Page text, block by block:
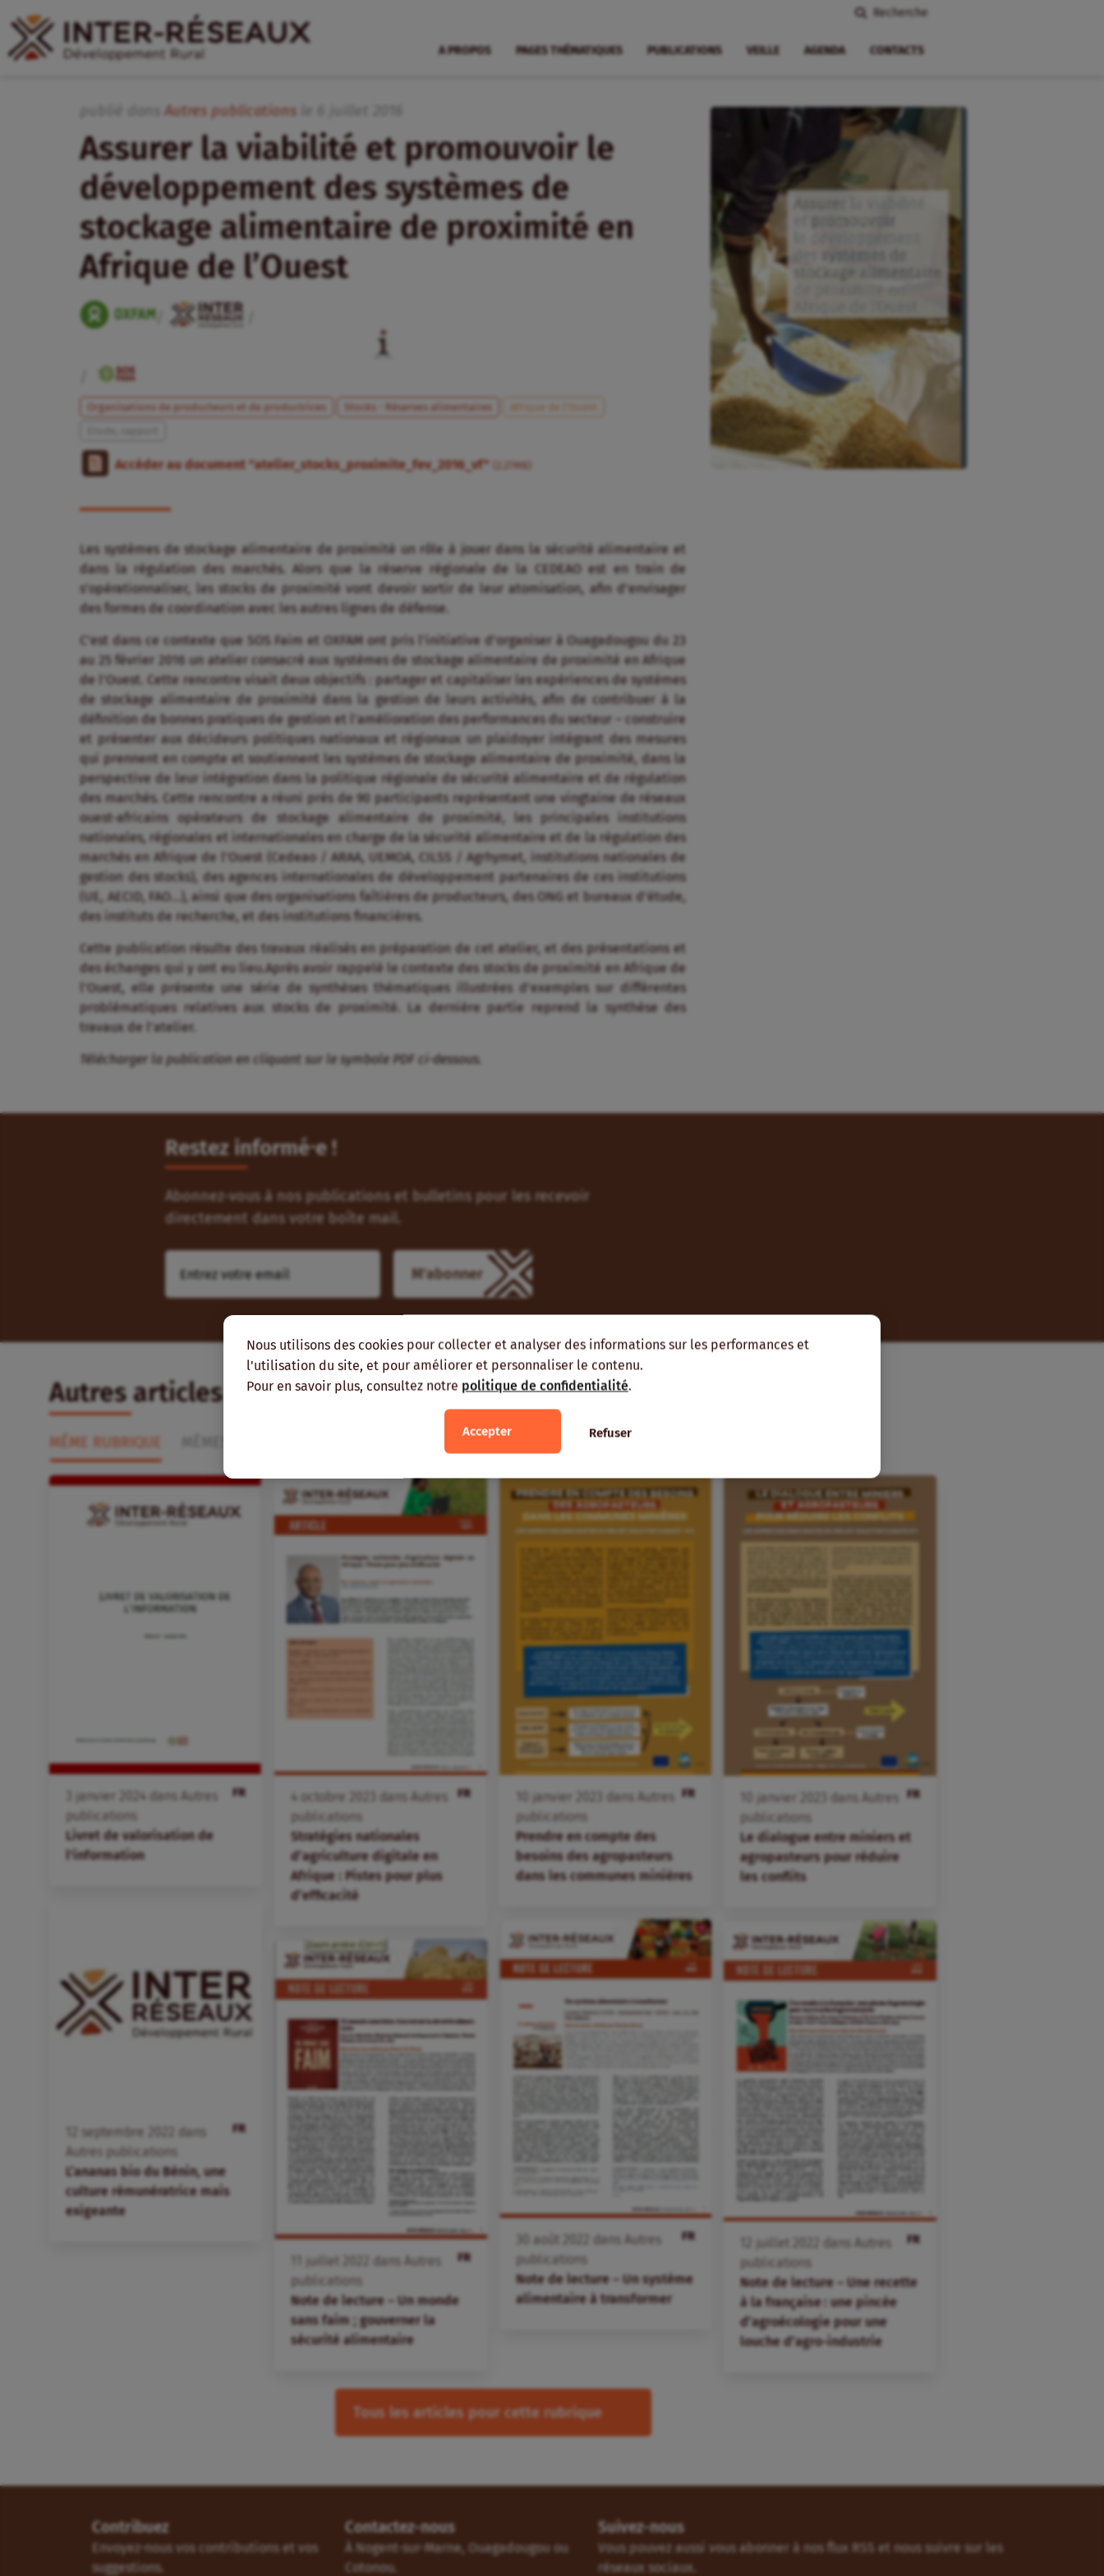
Nous utilisons des cookies pour collecter et analyser des informations sur les performances et
l'utilisation du site, et pour améliorer et personnaliser le contenu.
Pour en savoir plus, consultez notre politique de confidentialité.
Accepter Refuser
Recherche
A PROPOS PAGES THÉMATIQUES PUBLICATIONS VEILLE AGENDA CONTACTS
publié dansAutres publications
Assurer la viabilité et promouvoir le
développement des systèmes de
stockage alimentaire de proximité en
Afrique de l’Ouest
Organisations de producteurs et de productrices Stocks - Réserves alimentaires
Afrique de l’Ouest
Accéder au document "atelier_stocks_proximite_fev_2016_vf" (2.27MB)
Les systèmes de stockage alimentaire de proximité un rôle à jouer dans la sécurité alimentaire et
dans la régulation des marchés. Alors que la réserve régionale de la CEDEAO est en train de
s’opérationnaliser, les stocks de proximité vont devoir sortir de leur atomisation, afin d’envisager
des formes de coordination avec les autres lignes de défense.
C’est dans ce contexte que SOS Faim et OXFAM ont pris l’initiative d’organiser à Ouagadougou du 23
au 25 février 2016 un atelier consacré aux systèmes de stockage alimentaire de proximité en Afrique
de l’Ouest. Cette rencontre visait deux objectifs : partager et capitaliser les expériences de systèmes
de stockage alimentaire de proximité dans la gestion de leurs activités, afin de contribuer à la
définition de bonnes pratiques de gestion et l’amélioration des performances du secteur – construire
et présenter aux décideurs politiques nationaux et régionaux un plaidoyer intégrant des mesures
qui prennent en compte et soutiennent les systèmes de stockage alimentaire de proximité, dans la
perspective de leur intégration dans la politique régionale de sécurité alimentaire et de régulation
des marchés. Cette rencontre a réuni près de 90 participants représentant une vingtaine de réseaux
ouest-africains opérateurs de stockage alimentaire de proximité, les principales institutions
nationales, régionales et internationales en charge de la sécurité alimentaire et de la régulation des
marchés en Afrique de l’Ouest (Cedeao / ARAA, UEMOA, CILSS / Agrhymet, institutions nationales de
gestion des stocks), des agences internationales de développement partenaires de ces institutions
(UE, AECID, FAO…), ainsi que des organisations faîtières de producteurs, des ONG et bureaux d’étude,
des instituts de recherche, et des institutions financières.
Cette publication résulte des travaux réalisés en préparation de cet atelier, et des présentations et
des échanges qui y ont eu lieu.Après avoir rappelé le contexte des stocks de proximité en Afrique de
l’Ouest, elle présente une série de synthèses thématiques illustrées d’exemples sur différentes
problématiques relatives aux stocks de proximité. La dernière partie reprend la synthèse des
travaux de l’atelier.
Télécharger la publication en cliquant sur le symbole PDF ci-dessous.
Restez informé⸱e !
Abonnez-vous à nos publications et bulletins pour les recevoir
directement dans votre boîte mail.
M'abonner
Autres articles qui pourraient vous intéresser
MÊME RUBRIQUE MÊMES AUTEURS
FR
janvier 2024 dans
Autres
publications
Livret de valorisation de
l'information
FR
4 octobre dans
Autres
publications
Stratégies nationales
d’agriculture digitale en
Afrique : Pistes pour plus
d’efficacité
FR
janvier dans
Autres
publications
Prendre en compte des
besoins des agropasteurs
dans les communes minières
FR
janvier dans
Autres
publications
Le dialogue entre miniers et
agropasteurs pour réduire
les conflits
FR
septembre
dans
Autres publications
L’ananas bio du Bénin, une
culture rémunératrice mais
exigeante
FR
août dans
Autres
publications
Note de lecture – Un système
alimentaire à transformer
FR
juillet dans
Autres
publications
Note de lecture – Une recette
à la française : une pincée
d’agroécologie pour une
louche d’agro-industrie
FR
juillet dans
Autres
publications
Note de lecture – Un monde
sans faim ; gouverner la
sécurité alimentaire
Tous les articles pour cette rubrique
Contribuez
Envoyez-nous vos contributions et vos
suggestions.
Contactez-nous
À Nogent-sur-Marne, Ouagadougou ou
Cotonou.
Suivez-nous
Vous pouvez aussi vous abonner à nos flux RSS et nous suivre sur les
réseaux sociaux.